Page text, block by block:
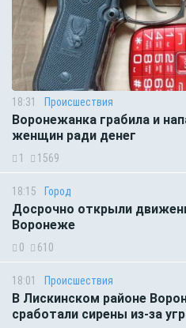
18:31 Происшествия
Воронежанка грабила и
женщин ради денег
1 1569
18:15 Город
Досрочно открыли
Воронеже
0 610
18:01 Происшествия
В Лискинском районе
сработали сирены из-за